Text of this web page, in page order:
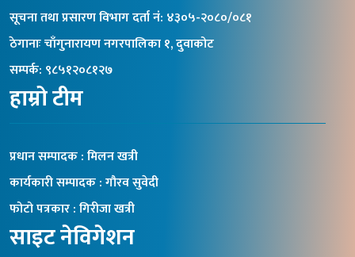
सूचना तथा प्रसारण विभाग दर्ता नंं: ४३०५-२०८०/०८१
ठेगानाः चाँगुनारायण नगरपालिका १, दुवाकोट
सम्पर्क: ९८५१२०८१२७
हाम्रो टीम
प्रधान सम्पादक : मिलन खत्री
कार्यकारी सम्पादक : गौरव सुवेदी
फोटो पत्रकार : गिरीजा खत्री
साइट नेविगेशन